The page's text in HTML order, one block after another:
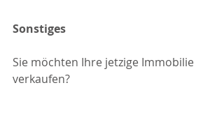
Sonstiges
Sie möchten Ihre jetzige Immobilie
verkaufen?